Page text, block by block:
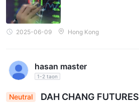
2025-06-09 Hong Kong
hasan master
1-2 taon
Neutral DAH CHANG FUTURES